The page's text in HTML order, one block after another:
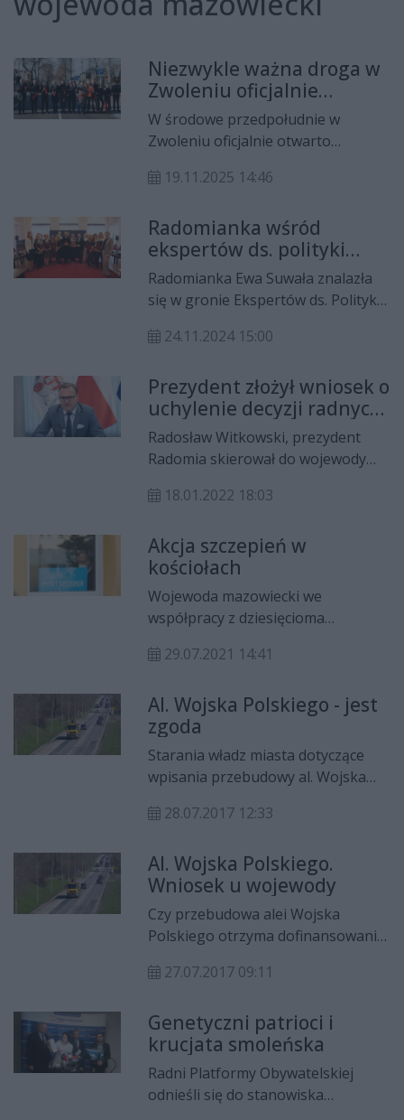
Niezwykle ważna droga w
Zwoleniu oficjalnie
otwarta. Inwestycja
kosztowała kilka milionów
W środowe przedpołudnie w
Zwoleniu oficjalnie otwarto
nr 4512W na odcinku Zwoleń -
wicewojewoda mazowiecki Patryk
Fajdek, starosta zwoleński Andrzej
Skorek oraz burmistrz Zwolenia,
Arkadiusz Sulima.
19.11.2025 14:46
Radomianka wśród
ekspertów ds. polityki
senioralnej
Radomianka Ewa Suwała znalazła
się w gronie Ekspertów ds. Polityki
Mazowieckim. 18 członków będzie
doradaczą.
24.11.2024 15:00
Prezydent złożył wniosek o
uchylenie decyzji radnych
w sprawie obniżki
wynagrodzenia
Radosław Witkowski, prezydent
Radomia skierował do wojewody
stwierdzenie nieważności uchwały
wynagrodzenia. Została ona
przyjęta zaledwie trzy tygodnie po
tym, jak Rada uchwaliła wyższe
wynagrodzenie.
18.01.2022 18:03
Akcja szczepień w
kościołach
Wojewoda mazowiecki we
współpracy z dziesięcioma
przeprowadzi akcję szczepień.
niedzielę, 1 sierpnia,
jednodawkowym preparatem firmy
Johnson&Johnson. W regionie
radomskim będą to dwie parafie w
Jastrzębiu i w Głowaczowie.
29.07.2021 14:41
Al. Wojska Polskiego - jest
zgoda
Starania władz miasta dotyczące
wpisania przebudowy al. Wojska
zyskały poparcie Wojewody
zapowiedział, że złoży w
Ministerstwie Finansów oficjalny
wniosek w tej sprawie.
28.07.2017 12:33
Al. Wojska Polskiego.
Wniosek u wojewody
Czy przebudowa alei Wojska
Polskiego otrzyma dofinansowanie
władze Radomia. Zgodnie z
Witkowski skierował już do
wojewody mazowieckiego prośbę,
by złożył on wniosek o ujęcie
inwestycji w budżecie państwa.
27.07.2017 09:11
Genetyczni patrioci i
krucjata smoleńska
Radni Platformy Obywatelskiej
odnieśli się do stanowiska